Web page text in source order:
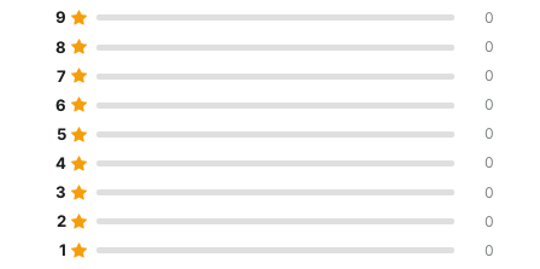
9 0
8 0
7 0
6 0
5 0
4 0
3 0
2 0
1 0